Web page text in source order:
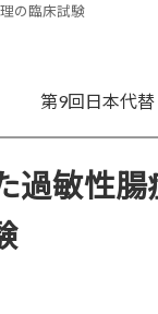
の臨床試験
第9回日本代
過敏性腸